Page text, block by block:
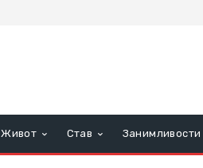
Живот Став Занимливости